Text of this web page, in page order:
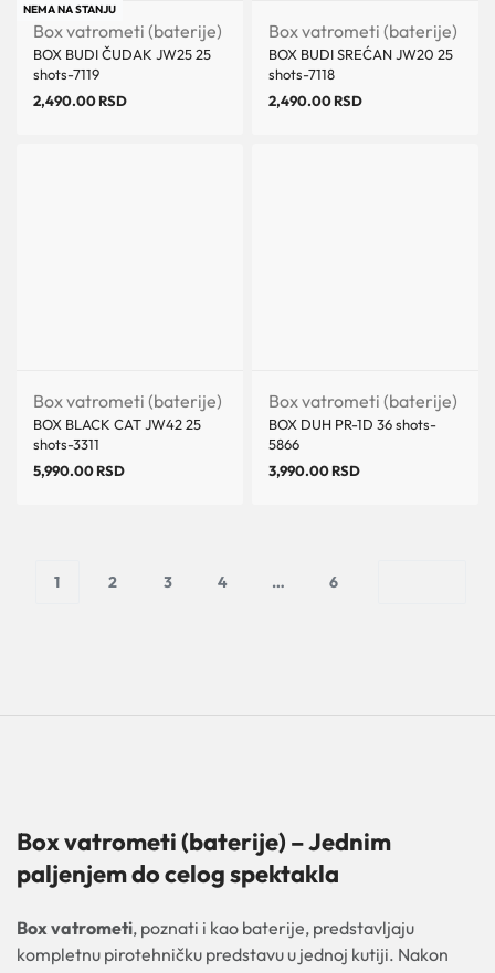
NEMA NA STANJU
Box vatrometi (baterije)
BOX BUDI ČUDAK JW25 25
shots-7119
2,490.00RSD
Box vatrometi (baterije)
BOX BUDI SREĆAN JW20 25
shots-7118
2,490.00RSD
Box vatrometi (baterije)
BOX BLACK CAT JW42 25
shots-3311
5,990.00RSD
Box vatrometi (baterije)
BOX DUH PR-1D 36 shots-
5866
3,990.00RSD
1 2 3 4 … 6
Box vatrometi (baterije) – Jednim
paljenjem do celog spektakla
Box vatrometi, poznati i kao baterije, predstavljaju
kompletnu pirotehničku predstavu u jednoj kutiji. Nakon